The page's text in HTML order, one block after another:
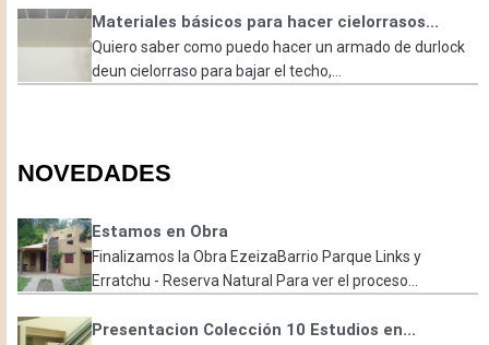
Materiales básicos para hacer cielorrasos...
Quiero saber como puedo hacer un armado de durlock
deun cielorraso para bajar el techo,...
NOVEDADES
Estamos en Obra
Finalizamos la Obra EzeizaBarrio Parque Links y
Erratchu - Reserva Natural Para ver el proceso...
Presentacion Colección 10 Estudios en...